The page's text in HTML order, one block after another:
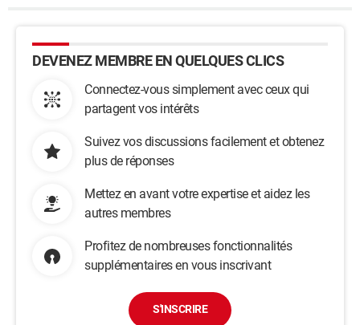
DEVENEZ MEMBRE EN QUELQUES CLICS
Connectez-vous simplement avec ceux qui
partagent vos intérêts
Suivez vos discussions facilement et obtenez
plus de réponses
Mettez en avant votre expertise et aidez les
autres membres
Profitez de nombreuses fonctionnalités
supplémentaires en vous inscrivant
S'INSCRIRE